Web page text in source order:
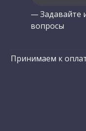
— Задавайте
вопросы
Принимаем к